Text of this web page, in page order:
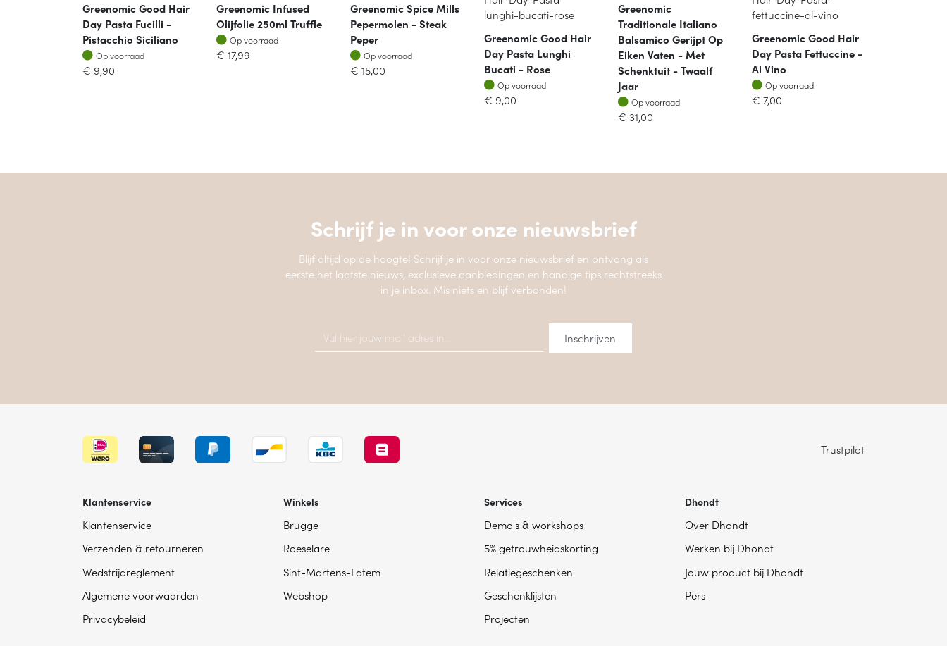
Greenomic Good Hair
Day Pasta Fucilli -
Pistacchio Siciliano
Op voorraad
Op voorraad
€ 9,90
Greenomic Infused
Olijfolie 250ml Truffle
Op voorraad
Op voorraad
€ 17,99
Greenomic Spice Mills
Pepermolen - Steak
Peper
Op voorraad
Op voorraad
€ 15,00
Greenomic Good Hair
Day Pasta Lunghi
Bucati - Rose
Op voorraad
Op voorraad
€ 9,00
Greenomic
Traditionale Italiano
Balsamico Gerijpt Op
Eiken Vaten - Met
Schenktuit - Twaalf
Jaar
Op voorraad
Op voorraad
€ 31,00
Greenomic Good Hair
Day Pasta Fettuccine -
Al Vino
Op voorraad
Op voorraad
€ 7,00
Schrijf je in voor onze nieuwsbrief
Blijf altijd op de hoogte! Schrijf je in voor onze nieuwsbrief en ontvang als
eerste het laatste nieuws, exclusieve aanbiedingen en handige tips rechtstreeks
in je inbox. Mis niets en blijf verbonden!
Trustpilot
Klantenservice
Klantenservice
Verzenden & retourneren
Wedstrijdreglement
Algemene voorwaarden
Privacybeleid
Winkels
Brugge
Roeselare
Sint-Martens-Latem
Webshop
Services
Demo's & workshops
5% getrouwheidskorting
Relatiegeschenken
Geschenklijsten
Projecten
Dhondt
Over Dhondt
Werken bij Dhondt
Jouw product bij Dhondt
Pers